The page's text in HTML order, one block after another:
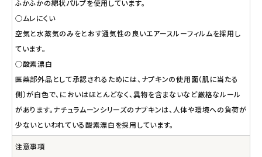
ふかふかの綿状パルプを使用しています。
○ムレにくい
空気と水蒸気のみをとおす通気性の良いエアースルーフィルムを採用し
ています。
○酸素漂白
医薬部外品として承認されるためには、ナプキンの使用面（肌に当たる
側）が白色で、においはほとんどなく、異物を含まないなど厳格なルール
があります。ナチュラムーンシリーズのナプキンは、人体や環境への負荷が
少ないといわれている酸素漂白を採用しています。
注意事項